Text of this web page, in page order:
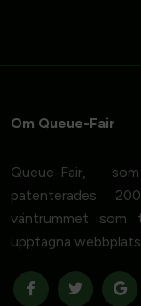
Om Queue-Fair
Queue-Fair,
patenterades
väntrummet som
upptagna